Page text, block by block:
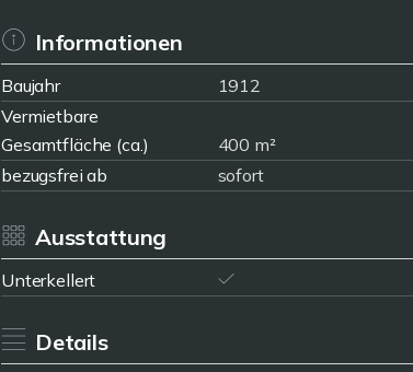
Informationen
Baujahr 1912
Vermietbare
Gesamtfläche (ca.)
400 m²
bezugsfrei ab
sofort
Ausstattung
Unterkellert
Details